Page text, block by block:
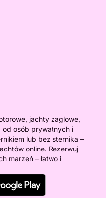
jachty żaglowe,
od osób prywatnych i
lub bez sternika –
online. Rezerwuj
marzeń – łatwo i